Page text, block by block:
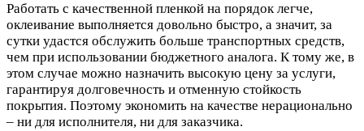
Работать с качественной пленкой на порядок легче,
оклеивание выполняется довольно быстро, а значит, за
сутки удастся обслужить больше транспортных средств,
чем при использовании бюджетного аналога. К тому же, в
этом случае можно назначить высокую цену за услуги,
гарантируя долговечность и отменную стойкость
покрытия. Поэтому экономить на качестве нерационально
– ни для исполнителя, ни для заказчика.